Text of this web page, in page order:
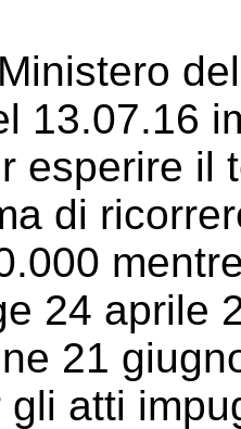
13.07.16
esperire il
di
24 aprile
21
atti